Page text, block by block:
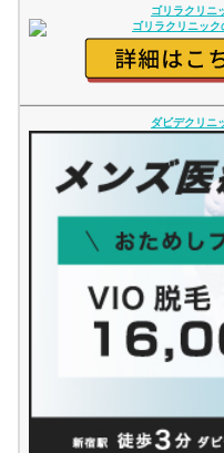
ゴリラクリニ
ダビデクリニ